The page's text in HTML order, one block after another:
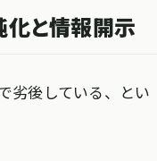
と情報開示
劣後している、とい